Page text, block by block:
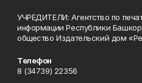
УЧРЕДИТЕЛИ: Агентство по
информации Республики
общество Издательский дом
Телефон
8 (34739) 22356